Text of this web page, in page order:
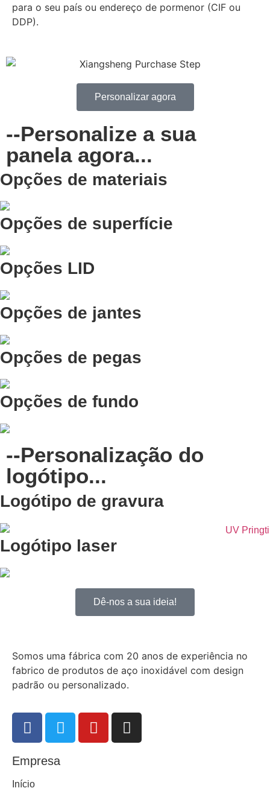
para o seu país ou endereço de pormenor (CIF ou
DDP).
Personalizar agora
--Personalize a sua
panela agora...
Opções de materiais
Opções de superfície
Opções LID
Opções de jantes
Opções de pegas
Opções de fundo
--Personalização do
logótipo...
Logótipo de gravura
Logótipo laser
Dê-nos a sua ideia!
Somos uma fábrica com 20 anos de experiência no
fabrico de produtos de aço inoxidável com design
padrão ou personalizado.
Empresa
Início